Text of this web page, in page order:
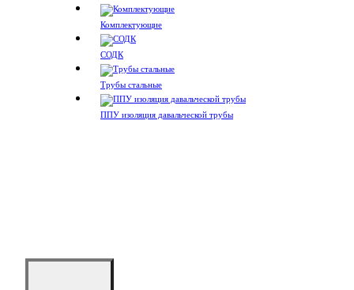
Комплектующие
СОДК
Трубы стальные
ППУ изоляция давальческой трубы